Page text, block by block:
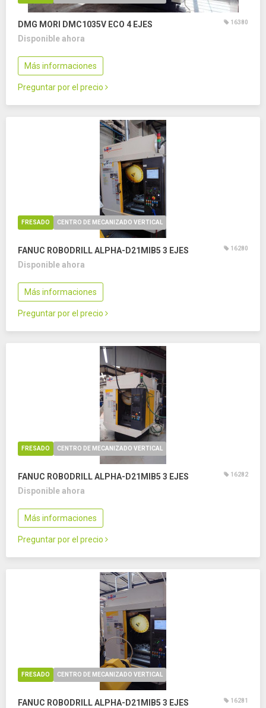
DMG MORI DMC1035V ECO 4 EJES 16380
Disponible ahora
Más informaciones
Preguntar por el precio
FRESADO CENTRO DE MECANIZADO VERTICAL
FANUC ROBODRILL ALPHA-D21MIB5 3 EJES 16280
Disponible ahora
Más informaciones
Preguntar por el precio
FRESADO CENTRO DE MECANIZADO VERTICAL
FANUC ROBODRILL ALPHA-D21MIB5 3 EJES 16282
Disponible ahora
Más informaciones
Preguntar por el precio
FRESADO CENTRO DE MECANIZADO VERTICAL
FANUC ROBODRILL ALPHA-D21MIB5 3 EJES 16281